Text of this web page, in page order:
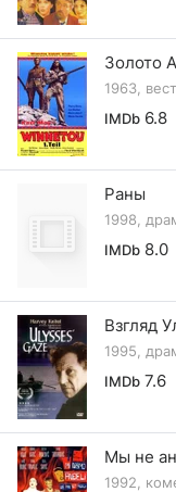
Золото
1963,
IMDb 6.8
Раны
1998,
IMDb 8.0
Взгляд
1995,
IMDb 7.6
Мы не
1992,